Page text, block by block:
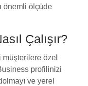
önemli ölçüde
Çalışır?
müşterilere özel
profilinizi
ve yerel